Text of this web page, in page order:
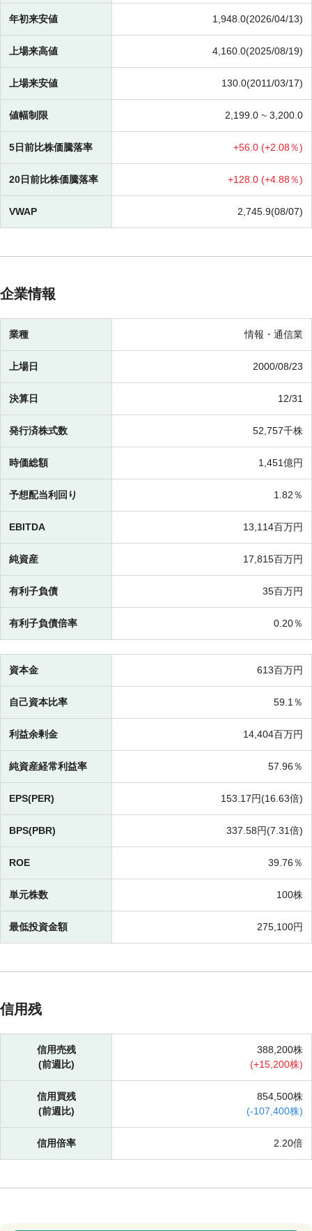
年初来安値 1,948.0(2026/04/13)
上場来高値 4,160.0(2025/08/19)
上場来安値 130.0(2011/03/17)
値幅制限 2,199.0 ~ 3,200.0
5日前比株価騰落率 +56.0 (+2.08％)
20日前比株価騰落率 +128.0 (+4.88％)
VWAP 2,745.9(08/07)
企業情報
業種 情報・通信業
上場日 2000/08/23
決算日 12/31
発行済株式数 52,757千株
時価総額 1,451億円
予想配当利回り 1.82％
EBITDA 13,114百万円
純資産 17,815百万円
有利子負債 35百万円
有利子負債倍率 0.20％
資本金 613百万円
自己資本比率 59.1％
利益余剰金 14,404百万円
純資産経常利益率 57.96％
EPS(PER) 153.17円(16.63倍)
BPS(PBR) 337.58円(7.31倍)
ROE 39.76％
単元株数 100株
最低投資金額 275,100円
信用残
信用売残
(前週比)
388,200株
(+15,200株)
信用買残
(前週比)
854,500株
(-107,400株)
信用倍率 2.20倍